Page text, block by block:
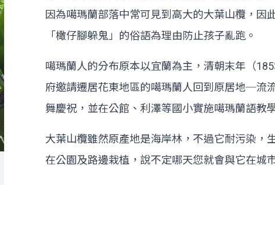
因為噶瑪蘭部落中常可見到高大的大葉山欖，因
「橄仔腳躲鬼」的俗語為理由防止孩子亂跑。
噶瑪蘭人的分布原本以宜蘭為主，清朝末年（
府邀請遷居花東地區的噶瑪蘭人回到原居地─流
舞慶祝，並在公館、利澤等國小實施噶瑪蘭語教
大葉山欖雖然原產地是海岸林，不過它耐污染，
在公園及路邊栽植，說不定哪天您就會與它在城